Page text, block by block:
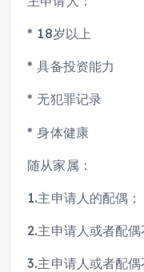
* 18岁以上
* 具备投资能力
* 无犯罪记录
* 身体健康
随从家属：
1.主申请人的配偶；
2.主申请人或者配
3.主申请人或者配